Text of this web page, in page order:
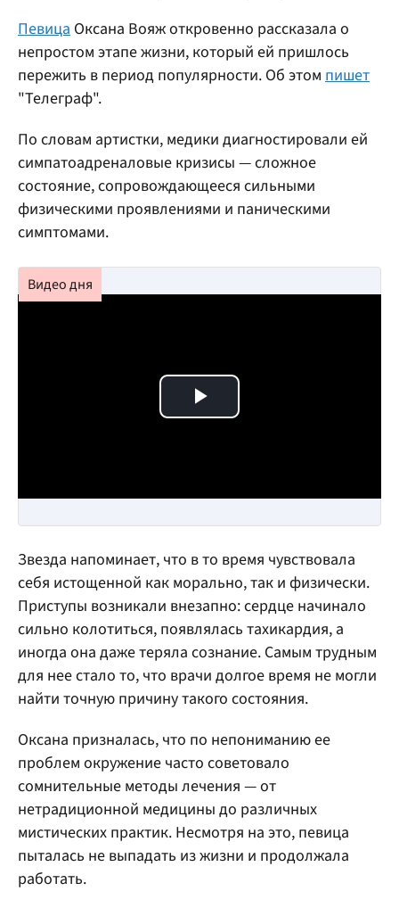
Певица Оксана Вояж откровенно рассказала о
непростом этапе жизни, который ей пришлось
пережить в период популярности. Об этом пишет
"Телеграф".
По словам артистки, медики диагностировали ей
симпатоадреналовые кризисы — сложное
состояние, сопровождающееся сильными
физическими проявлениями и паническими
симптомами.
Play Video
Звезда напоминает, что в то время чувствовала
себя истощенной как морально, так и физически.
Приступы возникали внезапно: сердце начинало
сильно колотиться, появлялась тахикардия, а
иногда она даже теряла сознание. Самым трудным
для нее стало то, что врачи долгое время не могли
найти точную причину такого состояния.
Оксана призналась, что по непониманию ее
проблем окружение часто советовало
сомнительные методы лечения — от
нетрадиционной медицины до различных
мистических практик. Несмотря на это, певица
пыталась не выпадать из жизни и продолжала
работать.